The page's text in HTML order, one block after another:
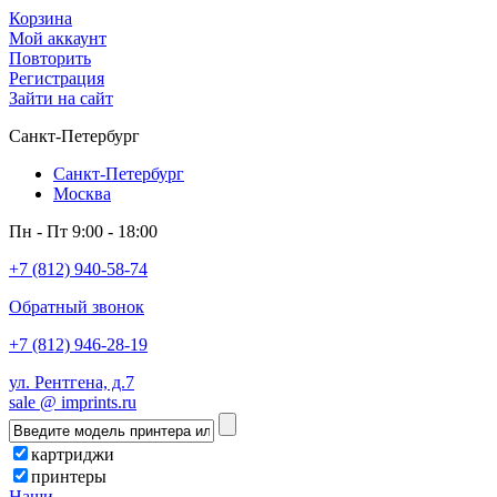
Корзина
Мой аккаунт
Повторить
Регистрация
Зайти на сайт
Санкт-Петербург
Санкт-Петербург
Москва
Пн - Пт 9:00 - 18:00
+7 (812) 940-58-74
Обратный звонок
+7 (812) 946-28-19
ул. Рентгена, д.7
sale @ imprints.ru
картриджи
принтеры